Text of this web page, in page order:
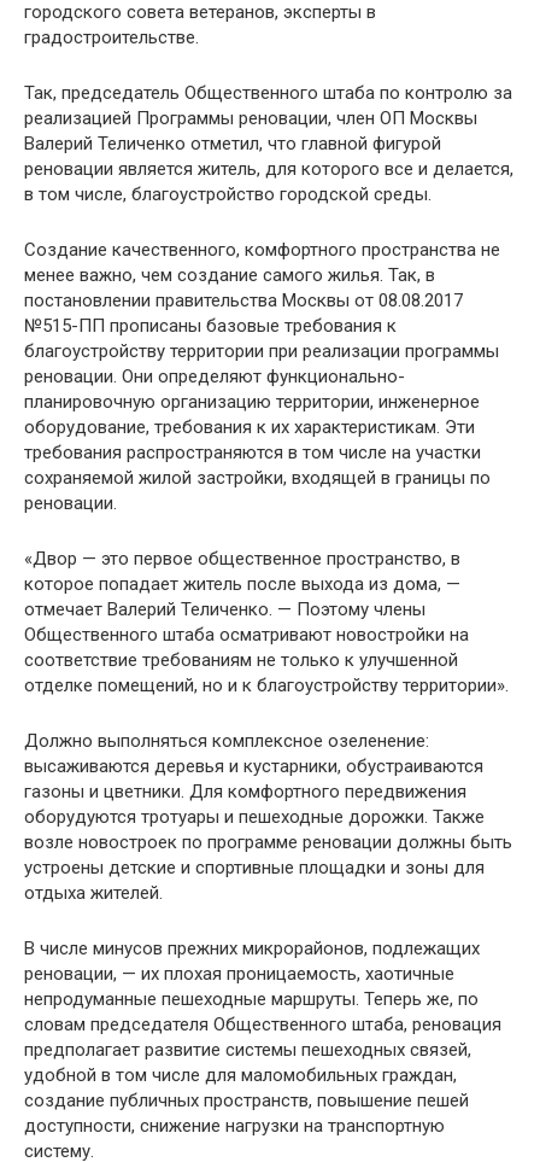
городского совета ветеранов, эксперты в
градостроительстве.
Так, председатель Общественного штаба по контролю за
реализацией Программы реновации, член ОП Москвы
Валерий Теличенко отметил, что главной фигурой
реновации является житель, для которого все и делается,
в том числе, благоустройство городской среды.
Создание качественного, комфортного пространства не
менее важно, чем создание самого жилья. Так, в
постановлении правительства Москвы от 08.08.2017
№515-ПП прописаны базовые требования к
благоустройству территории при реализации программы
реновации. Они определяют функционально-
планировочную организацию территории, инженерное
оборудование, требования к их характеристикам. Эти
требования распространяются в том числе на участки
сохраняемой жилой застройки, входящей в границы по
реновации.
«Двор — это первое общественное пространство, в
которое попадает житель после выхода из дома, —
отмечает Валерий Теличенко. — Поэтому члены
Общественного штаба осматривают новостройки на
соответствие требованиям не только к улучшенной
отделке помещений, но и к благоустройству территории».
Должно выполняться комплексное озеленение:
высаживаются деревья и кустарники, обустраиваются
газоны и цветники. Для комфортного передвижения
оборудуются тротуары и пешеходные дорожки. Также
возле новостроек по программе реновации должны быть
устроены детские и спортивные площадки и зоны для
отдыха жителей.
В числе минусов прежних микрорайонов, подлежащих
реновации, — их плохая проницаемость, хаотичные
непродуманные пешеходные маршруты. Теперь же, по
словам председателя Общественного штаба, реновация
предполагает развитие системы пешеходных связей,
удобной в том числе для маломобильных граждан,
создание публичных пространств, повышение пешей
доступности, снижение нагрузки на транспортную
систему.